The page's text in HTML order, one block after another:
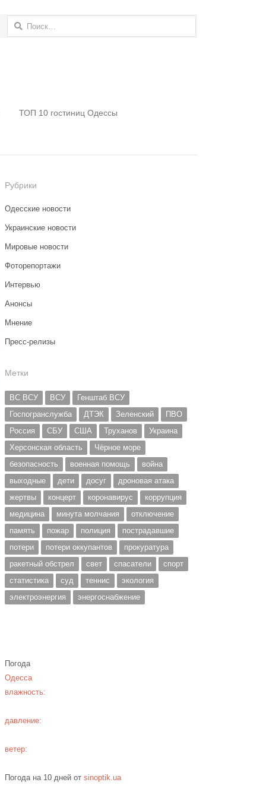
Найти:
ТОП 10 гостиниц Одессы
Рубрики
Одесские новости
Украинские новости
Мировые новости
Фоторепортажи
Интервью
Анонсы
Мнение
Пресс-релизы
Метки
ВС ВСУ ВСУ
Генштаб ВСУ
Госпогранслужба
ДТЭК Зеленский
ПВО
Россия
СБУ США Труханов
Украина
Херсонская область
Чёрное море
безопасность
военная помощь
война
выходные
дети досуг
дроновая атака
жертвы
концерт коронавирус
коррупция
медицина
минута молчания
отключение
память
пожар полиция
пострадавшие
потери
потери оккупантов
прокуратура
ракетный обстрел
свет спасатели
спорт
статистика
суд теннис
экология
электроэнергия
энергоснабжение
Погода
Одесса
влажность:
давление:
ветер:
Погода на 10 дней отsinoptik.ua